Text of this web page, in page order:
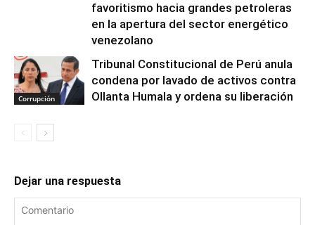
favoritismo hacia grandes petroleras
en la apertura del sector energético
venezolano
Corrupción
Tribunal Constitucional de Perú anula
condena por lavado de activos contra
Ollanta Humala y ordena su liberación
Dejar una respuesta